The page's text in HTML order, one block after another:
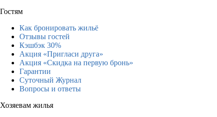
Гостям
Как бронировать жильё
Отзывы гостей
Кэшбэк 30%
Акция «Пригласи друга»
Акция «Скидка на первую бронь»
Гарантии
Суточный Журнал
Вопросы и ответы
Хозяевам жилья